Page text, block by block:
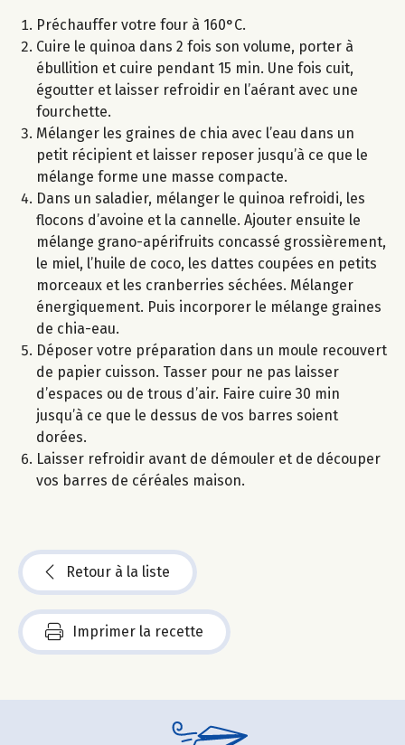
Préchauffer votre four à 160°C.
Cuire le quinoa dans 2 fois son volume, porter à
ébullition et cuire pendant 15 min. Une fois cuit,
égoutter et laisser refroidir en l’aérant avec une
fourchette.
Mélanger les graines de chia avec l’eau dans un
petit récipient et laisser reposer jusqu’à ce que le
mélange forme une masse compacte.
Dans un saladier, mélanger le quinoa refroidi, les
flocons d’avoine et la cannelle. Ajouter ensuite le
mélange grano-apérifruits concassé grossièrement,
le miel, l’huile de coco, les dattes coupées en petits
morceaux et les cranberries séchées. Mélanger
énergiquement. Puis incorporer le mélange graines
de chia-eau.
Déposer votre préparation dans un moule recouvert
de papier cuisson. Tasser pour ne pas laisser
d’espaces ou de trous d’air. Faire cuire 30 min
jusqu’à ce que le dessus de vos barres soient
dorées.
Laisser refroidir avant de démouler et de découper
vos barres de céréales maison.
Retour à la liste
Imprimer la recette